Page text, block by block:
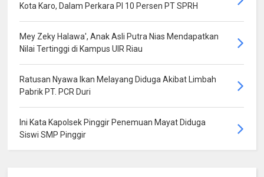
Kota Karo, Dalam Perkara PI 10 Persen PT SPRH
Mey Zeky Halawa', Anak Asli Putra Nias Mendapatkan
Nilai Tertinggi di Kampus UIR Riau
Ratusan Nyawa Ikan Melayang Diduga Akibat Limbah
Pabrik PT. PCR Duri
Ini Kata Kapolsek Pinggir Penemuan Mayat Diduga
Siswi SMP Pinggir